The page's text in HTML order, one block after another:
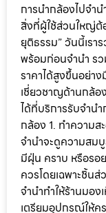
การนำกล้องไปจำ
สิ่งที่ผู้ใช้ส่วนใหญ่ต้
ยุติธรรม” วันนี้เร
พร้อมก่อนจำนำ ร
ราคาได้สูงขึ้นอย่า
เชี่ยวชาญด้านกล้อ
ได้ที่บริการรับจำน
กล้อง 1. ทำความส
จำนำจะดูความส
มีฝุ่น คราบ หรือรอ
ควรโดยเฉพาะชิ้น
จำนำทำให้ร้านมอ
เตรียมอุปกรณ์ให้ค